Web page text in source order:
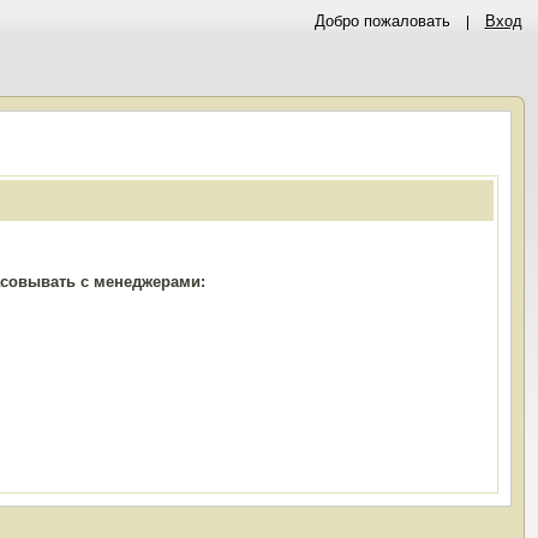
Добро пожаловать Вход
с менеджерами: